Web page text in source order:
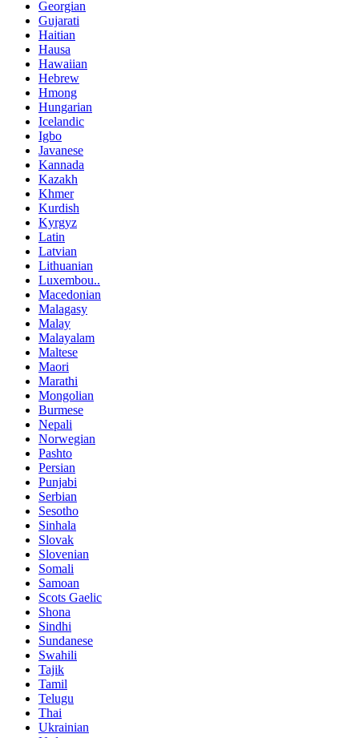
Georgian
Gujarati
Haitian
Hausa
Hawaiian
Hebrew
Hmong
Hungarian
Icelandic
Igbo
Javanese
Kannada
Kazakh
Khmer
Kurdish
Kyrgyz
Latin
Latvian
Lithuanian
Luxembou..
Macedonian
Malagasy
Malay
Malayalam
Maltese
Maori
Marathi
Mongolian
Burmese
Nepali
Norwegian
Pashto
Persian
Punjabi
Serbian
Sesotho
Sinhala
Slovak
Slovenian
Somali
Samoan
Scots Gaelic
Shona
Sindhi
Sundanese
Swahili
Tajik
Tamil
Telugu
Thai
Ukrainian